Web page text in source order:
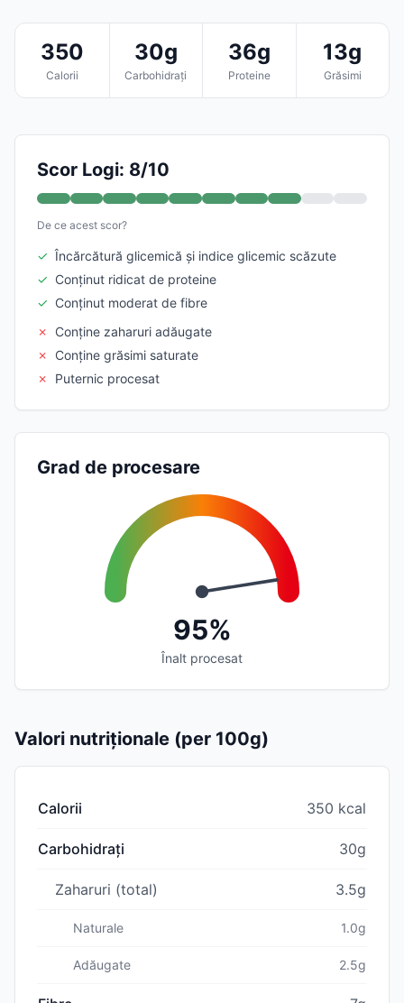
350
Calorii
30g
Carbohidrați
36g
Proteine
13g
Grăsimi
Scor Logi: 8/10
De ce acest scor?
✓ Încărcătură glicemică și indice glicemic scăzute
✓ Conținut ridicat de proteine
✓ Conținut moderat de fibre
✗
Conține zaharuri adăugate
✗
Conține grăsimi saturate
✗
Puternic procesat
Grad de procesare
95%
Înalt procesat
Valori nutriționale (per 100g)
Calorii 350 kcal
Carbohidrați 30g
Zaharuri (total) 3.5g
Naturale 1.0g
Adăugate 2.5g